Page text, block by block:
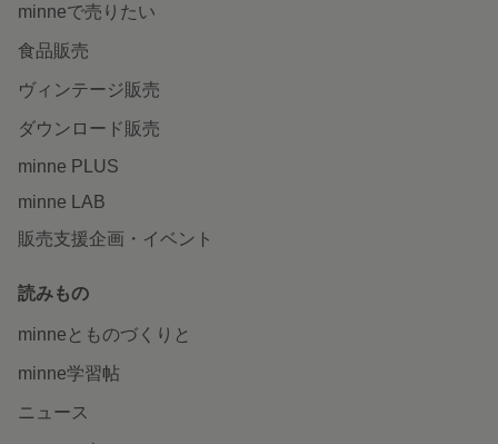
minneで売りたい
食品販売
ヴィンテージ販売
ダウンロード販売
minne PLUS
minne LAB
販売支援企画・イベント
読みもの
minneとものづくりと
minne学習帖
ニュース